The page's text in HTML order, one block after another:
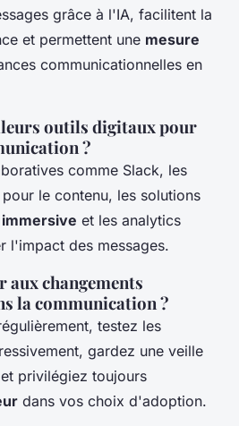
grâce à l'IA, facilitent la
et permettent une mesure
communicationnelles en
outils digitaux pour
?
comme Slack, les
le contenu, les solutions
et les analytics
l'impact des messages.
aux changements
la communication ?
testez les
gardez une veille
privilégiez toujours
dans vos choix d'adoption.